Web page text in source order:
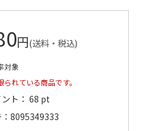
円(送料・税込)
対象
られている商品です。
ト： 68 pt
8095349333